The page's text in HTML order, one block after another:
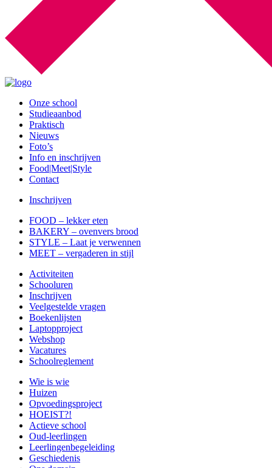
Onze school
Studieaanbod
Praktisch
Nieuws
Foto’s
Info en inschrijven
Food|Meet|Style
Contact
Inschrijven
FOOD – lekker eten
BAKERY – ovenvers brood
STYLE – Laat je verwennen
MEET – vergaderen in stijl
Activiteiten
Schooluren
Inschrijven
Veelgestelde vragen
Boekenlijsten
Laptopproject
Webshop
Vacatures
Schoolreglement
Wie is wie
Huizen
Opvoedingsproject
HOEIST?!
Actieve school
Oud-leerlingen
Leerlingenbegeleiding
Geschiedenis